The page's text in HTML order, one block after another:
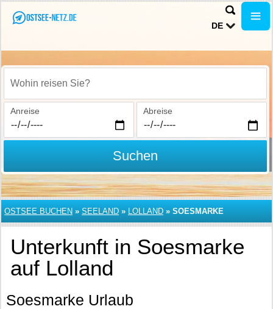
DE
Wohin reisen Sie?
Anreise Abreise
Suchen
OSTSEE BUCHEN » SEELAND » LOLLAND » SOESMARKE
Unterkunft in Soesmarke
auf Lolland
Soesmarke Urlaub